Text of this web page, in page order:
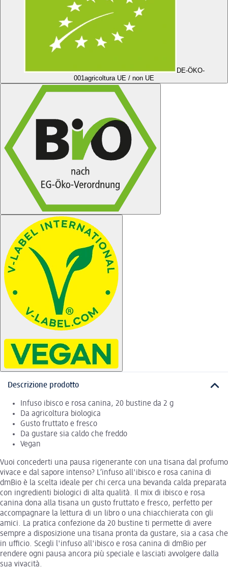
DE-ÖKO-
001agricoltura UE / non UE
Descrizione prodotto
Infuso ibisco e rosa canina, 20 bustine da 2 g
Da agricoltura biologica
Gusto fruttato e fresco
Da gustare sia caldo che freddo
Vegan
Vuoi concederti una pausa rigenerante con una tisana dal profumo
vivace e dal sapore intenso? L’infuso all'ibisco e rosa canina di
dmBio è la scelta ideale per chi cerca una bevanda calda preparata
con ingredienti biologici di alta qualità. Il mix di ibisco e rosa
canina dona alla tisana un gusto fruttato e fresco, perfetto per
accompagnare la lettura di un libro o una chiacchierata con gli
amici. La pratica confezione da 20 bustine ti permette di avere
sempre a disposizione una tisana pronta da gustare, sia a casa che
in ufficio. Scegli l'infuso all'ibisco e rosa canina di dmBio per
rendere ogni pausa ancora più speciale e lasciati avvolgere dalla
sua vivacità.